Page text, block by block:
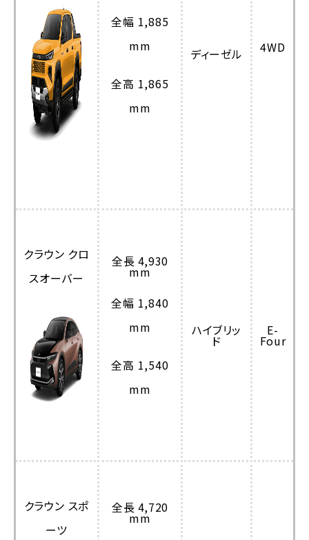
全幅 1,885
mm
全高 1,865
mm
ディーゼル 4WD
クラウン クロ
スオーバー
全長 4,930
mm
全幅 1,840
mm
全高 1,540
mm
ハイブリッ
ド
E-
Four
クラウン スポ
ーツ
全長 4,720
mm